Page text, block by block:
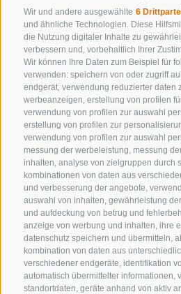
Wir und andere ausgewählte 6
und ähnliche Technologien. Diese
die Nutzung digitaler Inhalte zu
verbessern und, vorbehaltlich Ihrer
Wir können Ihre Daten zum Beispiel für
verwenden: speichern von oder zugriff
endgerät, verwendung reduzierter daten
werbeanzeigen, erstellung von profilen
verwendung von profilen zur auswahl
erstellung von profilen zur
verwendung von profilen zur auswahl
messung der werbeleistung, messung
inhalten, analyse von zielgruppen durch
kombinationen von daten aus
und verbesserung der angebote,
auswahl von inhalten, gewährleistung
und aufdeckung von betrug und
anzeige von werbung und inhalten, ihre
datenschutz speichern und übermitteln,
kombination von daten aus
verschiedener endgeräte, identifikation
automatisch übermittelter informationen,
standortdaten, geräte anhand von aktiv
+39 0472